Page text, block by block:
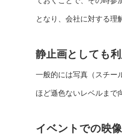
となり、会社に対する理
静止画としても
一般的には写真（スチー
ほど遜色ないレベルまで
イベントでの映